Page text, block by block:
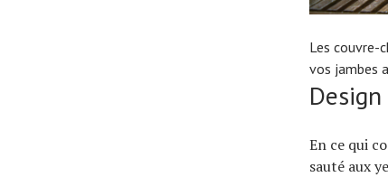
Les couvre-
vos jambes
En ce qui
sauté aux